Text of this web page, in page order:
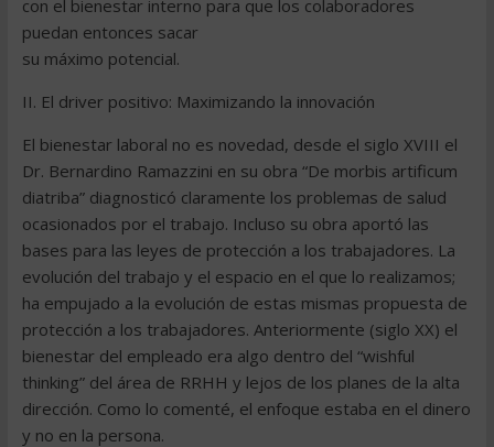
con el bienestar interno para que los colaboradores
puedan entonces sacar
su máximo potencial.
II. El driver positivo: Maximizando la innovación
El bienestar laboral no es novedad, desde el siglo XVIII el
Dr. Bernardino Ramazzini en su obra “De morbis artificum
diatriba” diagnosticó claramente los problemas de salud
ocasionados por el trabajo. Incluso su obra aportó las
bases para las leyes de protección a los trabajadores. La
evolución del trabajo y el espacio en el que lo realizamos;
ha empujado a la evolución de estas mismas propuesta de
protección a los trabajadores. Anteriormente (siglo XX) el
bienestar del empleado era algo dentro del “wishful
thinking” del área de RRHH y lejos de los planes de la alta
dirección. Como lo comenté, el enfoque estaba en el dinero
y no en la persona.